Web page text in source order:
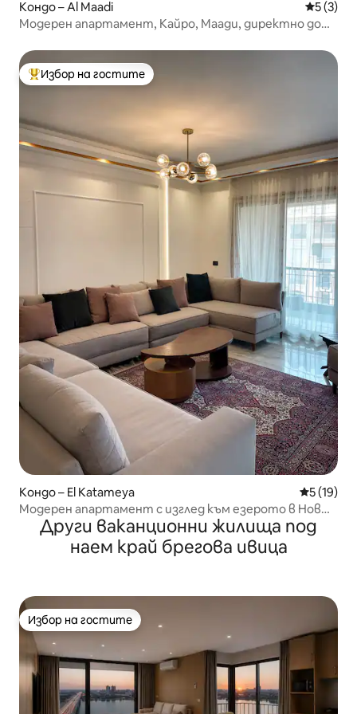
Кондо – Al Maadi Средна
5 (3)
Модерен апартамент, Кайро, Маади, директно до
Най-популярен избор на гостите
Избор на гостите
Кондо – El Katameya Средна
5 (19)
Модерен апартамент с изглед към езерото в Нов
Кайро с достъп до басейн
Други ваканционни жилища под
наем край брегова ивица
Избор на гостите
Избор на гостите